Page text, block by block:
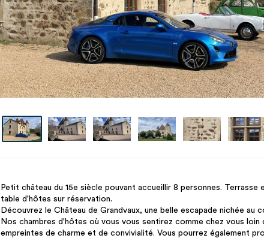
Petit château du 15e siècle pouvant accueillir 8 personnes. Terrasse
table d'hôtes sur réservation.
Découvrez le Château de Grandvaux, une belle escapade nichée au
Nos chambres d'hôtes où vous vous sentirez comme chez vous loin
empreintes de charme et de convivialité. Vous pourrez également